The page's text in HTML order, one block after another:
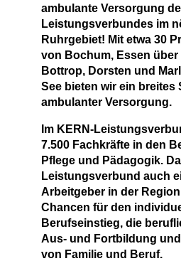
ambulante Versorgung
Leistungsverbundes im
Ruhrgebiet! Mit etwa 30
von Bochum, Essen
Bottrop, Dorsten und
See bieten wir ein breites
ambulanter Versorgung.
Im KERN-
7.500 Fachkräfte in den
Pflege und Pädagogik.
Leistungsverbund auch
Arbeitgeber in der
Chancen für den
Berufseinstieg, die
Aus- und Fortbildung
von Familie und Beruf.